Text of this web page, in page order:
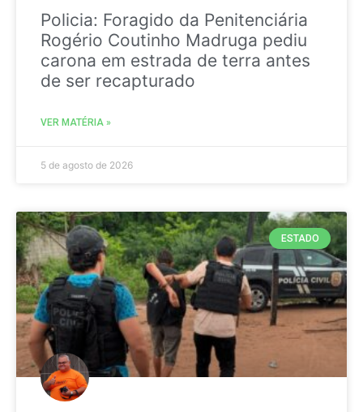
Policia: Foragido da Penitenciária
Rogério Coutinho Madruga pediu
carona em estrada de terra antes
de ser recapturado
VER MATÉRIA »
5 de agosto de 2026
ESTADO